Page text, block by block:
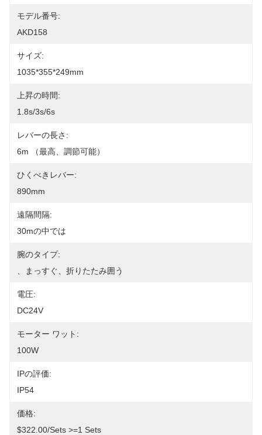
モデル番号:
AKD158
サイズ:
1035*355*249mm
上昇の時間:
1.8s/3s/6s
レバーの長さ:
6m （最高、調節可能）
ひくべきレバー:
890mm
遠隔間隔:
30mの中では
腕のタイプ:
、まっすぐ、折りたたみ囲う
電圧:
DC24V
モーター ワット:
100W
IPの評価:
IP54
価格:
$322.00/sets >=1 Sets